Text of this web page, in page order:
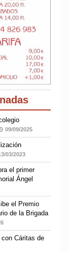
09/09/2025
03/2023
el primer
Ángel
el Premio
de la Brigada
Cáritas de